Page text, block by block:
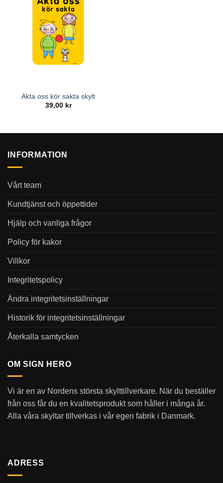
Akta oss kör sakta skylt
39,00 kr
INFORMATION
Vårt team
Kundtjänst och öppettider
Hjälp och vanliga frågor
Policy för kakor
Villkor
Integritetspolicy
Ändra integritetsinställningar
Historik för integritetsinställningar
Återkalla samtycken
OM SIGN HERO
Vi är en av Nordens största skylttillverkare. När du beställer
från oss får du en kvalitetsprodukt som håller i många år.
Alla våra skyltar tillverkas i vår egen fabrik i Danmark.
ADRESS